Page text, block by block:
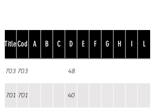
TitleCod A B C D E F G H I L
703 703 48
701 701 40